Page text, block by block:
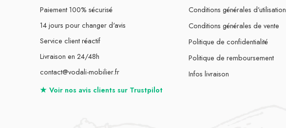
Paiement 100% sécurisé
14 jours pour changer d'avis
Service client réactif
Livraison en 24/48h
contact@vodali-mobilier.fr
Conditions générales d’utilisation
Conditions générales de vente
Politique de confidentialité
Politique de remboursement
Infos livraison
★ Voir nos avis clients sur Trustpilot